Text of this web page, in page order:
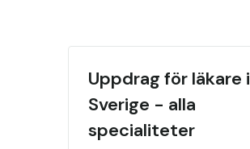
Uppdrag för läkare i
Sverige - alla
specialiteter